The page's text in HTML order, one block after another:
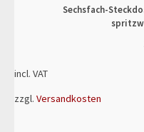
Sechsfach-
incl. VAT
zzgl. Versandkosten